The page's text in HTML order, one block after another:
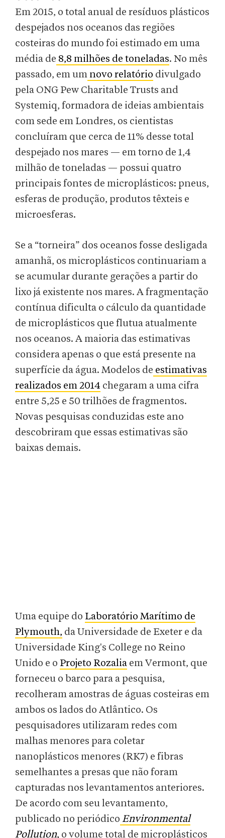
Em 2015, o total anual de resíduos plásticos
despejados nos oceanos das regiões
costeiras do mundo foi estimado em uma
média de 8,8 milhões de toneladas. No mês
passado, em um novo relatório divulgado
pela ONG Pew Charitable Trusts and
Systemiq, formadora de ideias ambientais
com sede em Londres, os cientistas
concluíram que cerca de 11% desse total
despejado nos mares — em torno de 1,4
milhão de toneladas — possui quatro
principais fontes de microplásticos: pneus,
esferas de produção, produtos têxteis e
microesferas.
Se a “torneira” dos oceanos fosse desligada
amanhã, os microplásticos continuariam a
se acumular durante gerações a partir do
lixo já existente nos mares. A fragmentação
contínua dificulta o cálculo da quantidade
de microplásticos que flutua atualmente
nos oceanos. A maioria das estimativas
considera apenas o que está presente na
superfície da água. Modelos de estimativas
realizados em 2014 chegaram a uma cifra
entre 5,25 e 50 trilhões de fragmentos.
Novas pesquisas conduzidas este ano
descobriram que essas estimativas são
baixas demais.
Uma equipe do Laboratório Marítimo de
Plymouth, da Universidade de Exeter e da
Universidade King's College no Reino
Unido e o Projeto Rozalia em Vermont, que
forneceu o barco para a pesquisa,
recolheram amostras de águas costeiras em
ambos os lados do Atlântico. Os
pesquisadores utilizaram redes com
malhas menores para coletar
nanoplásticos menores (RK7) e fibras
semelhantes a presas que não foram
capturadas nos levantamentos anteriores.
De acordo com seu levantamento,
publicado no periódico Environmental
Pollution, o volume total de microplásticos